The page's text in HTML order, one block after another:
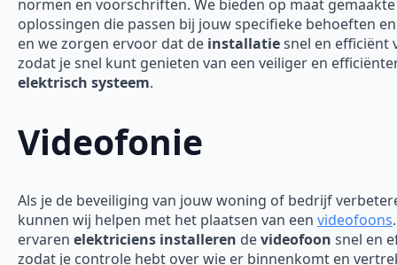
normen en voorschriften. We bieden op maat gemaakte
oplossingen die passen bij jouw specifieke behoeften
en we zorgen ervoor dat de installatiesnel en efficiënt
zodat je snel kunt genieten van een veiliger en
elektrisch systeem.
Videofonie
Als je de beveiliging van jouw woning of bedrijf
kunnen wij helpen met het plaatsen van een videofoons
ervaren elektriciens installeren devideofoon snel en
zodat je controle hebt over wie er binnenkomt en